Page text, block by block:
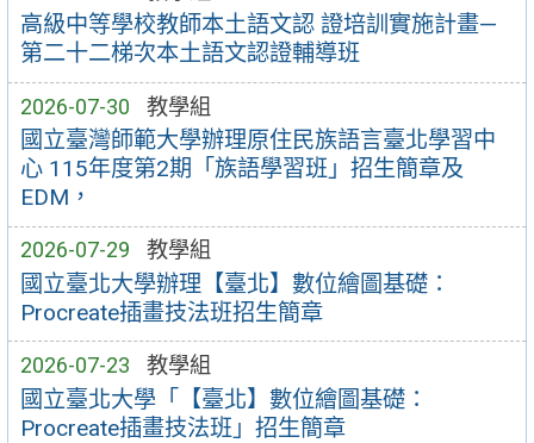
高級中等學校教師本土語文認 證培訓實施計畫—
第二十二梯次本土語文認證輔導班
2026-07-30 教學組
國立臺灣師範大學辦理原住民族語言臺北學習中
心 115年度第2期「族語學習班」招生簡章及
EDM，
2026-07-29 教學組
國立臺北大學辦理【臺北】數位繪圖基礎：
Procreate插畫技法班招生簡章
2026-07-23 教學組
國立臺北大學「【臺北】數位繪圖基礎：
Procreate插畫技法班」招生簡章